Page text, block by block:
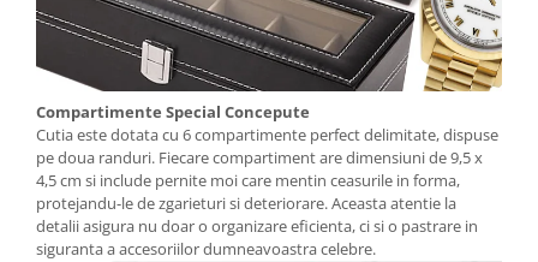
Compartimente Special Concepute
Cutia este dotata cu 6 compartimente perfect delimitate, dispuse
pe doua randuri. Fiecare compartiment are dimensiuni de 9,5 x
4,5 cm si include pernite moi care mentin ceasurile in forma,
protejandu-le de zgarieturi si deteriorare. Aceasta atentie la
detalii asigura nu doar o organizare eficienta, ci si o pastrare in
siguranta a accesoriilor dumneavoastra celebre.